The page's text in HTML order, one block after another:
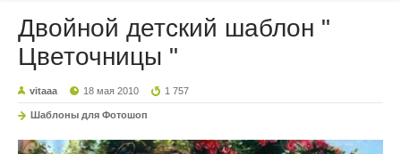
Двойной детский шаблон "
Цветочницы "
vitaaa 18 мая 2010 1 757
Шаблоны для Фотошоп